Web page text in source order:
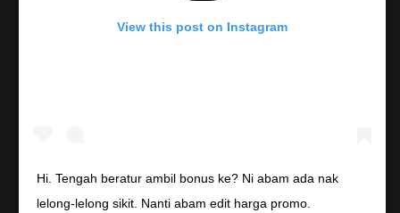
View this post on Instagram
Hi. Tengah beratur ambil bonus ke? Ni abam ada nak
lelong-lelong sikit. Nanti abam edit harga promo.